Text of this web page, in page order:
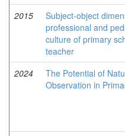
2015
Subject-object
professional and
culture of primary
teacher
2024
The Potential of
Observation in